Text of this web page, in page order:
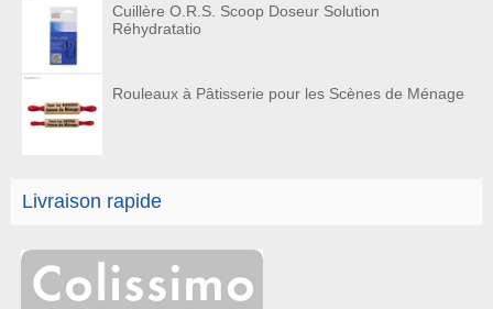
Cuillère O.R.S. Scoop Doseur Solution
Réhydratatio
Rouleaux à Pâtisserie pour les Scènes de Ménage
Livraison rapide